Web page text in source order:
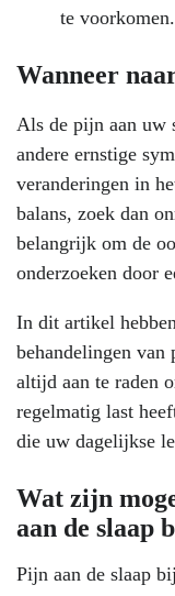
te voorkomen.
Wanneer
Als de pijn aan uw
andere ernstige
veranderingen in
balans, zoek dan
belangrijk om de
onderzoeken door
In dit artikel
behandelingen van
altijd aan te raden
regelmatig last
die uw dagelijkse
Wat zijn
aan de slaap
Pijn aan de slaap